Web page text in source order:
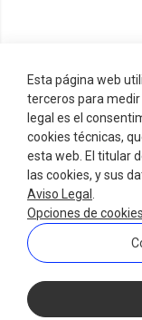
Esta página web
terceros para
legal es el
cookies técnicas,
esta web. El titular
las cookies, y sus
Aviso Legal
Opciones de cookies